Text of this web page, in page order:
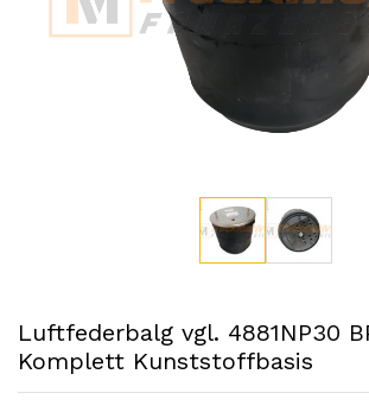
Luftfederbalg vgl. 4881NP30
Komplett Kunststoffbasis